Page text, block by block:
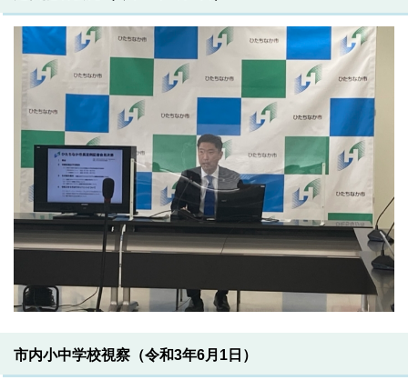
市内小中学校視察（令和3年6月1日）